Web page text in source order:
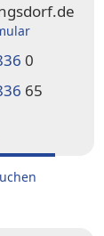
0
65